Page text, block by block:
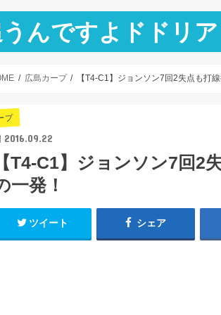
んですよドドリ
広島カープ 【T4-C1】ジョンソン7回2失点も打
プ
2016.09.22
【T4-C1】ジョンソン7回2
一発！
ツイート シェア